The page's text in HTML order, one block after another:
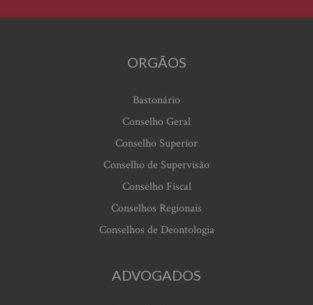
ORGÃOS
Bastonário
Conselho Geral
Conselho Superior
Conselho de Supervisão
Conselho Fiscal
Conselhos Regionais
Conselhos de Deontologia
ADVOGADOS